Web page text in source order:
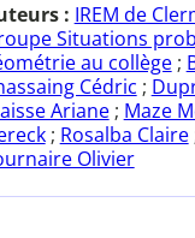
: IREM de
Situations
au collège;
Cédric ;
Ariane; Maze
; Rosalba Claire
Olivier